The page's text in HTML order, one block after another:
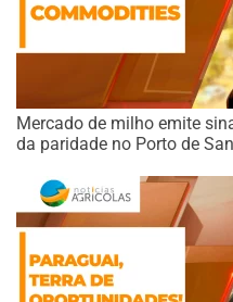
Mercado de milho emite
da paridade no Porto de